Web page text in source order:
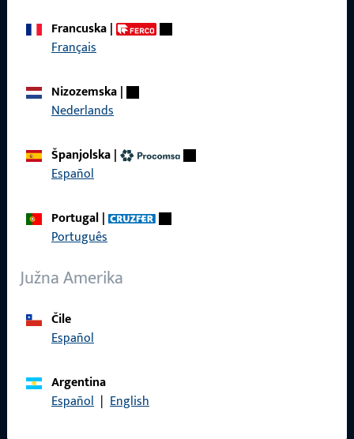
Francuska|
Français
Nizozemska|
Nederlands
Španjolska|
Español
Portugal|
Português
Južna Amerika
Čile
Español
Argentina
Español | English
Brzi pristup
Reference